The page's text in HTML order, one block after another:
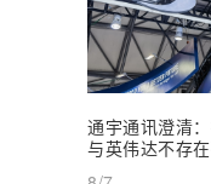
通宇通讯澄清
与英伟达不存